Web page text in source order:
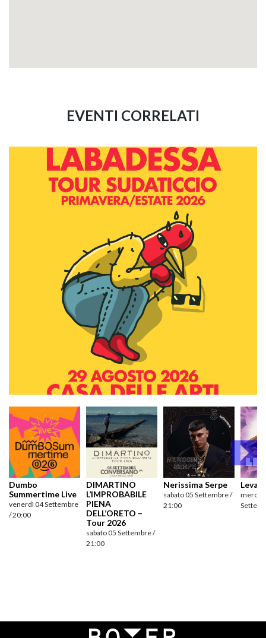
EVENTI CORRELATI
Dumbo
Summertime Live
venerdì 04 Settembre
/ 20:00
DIMARTINO
L’IMPROBABILE
PIENA
DELL’ORETO –
Tour 2026
sabato 05 Settembre /
21:00
Nerissima Serpe
sabato 05 Settembre /
21:00
Navigazione